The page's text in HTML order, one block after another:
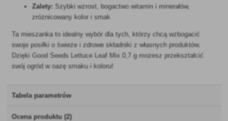
Zalety: Szybki wzrost, bogactwo witamin i minerałów,
zróżnicowany kolor i smak
Ta mieszanka to idealny wybór dla tych, którzy chcą wzbogacić
swoje posiłki o świeże i zdrowe składniki z własnych produktów.
Dzięki Good Seeds Lettuce Leaf Mix 0,7 g możesz przekształcić
swój ogród w oazę smaku i koloru!
Tabela parametrów
Ocena produktu (2)